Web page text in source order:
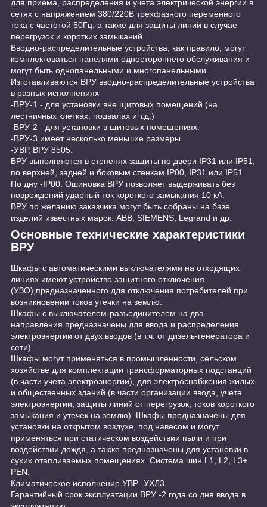
для приема, распределения и учета электрической энергии в
сетях с напряжением 380/220В трехфазного переменного
тока с частотой 50Гц, а также для защиты линий в случае
перегрузок и коротких замыканий.
Вводно-распределительные устройства, как правило, могут
комплектоваться панелями одностороннего обслуживания и
могут быть однопанельными и многопанельными.
Изготавливаются ВРУ вводно-распределительные устройства
в разных исполнениях
-ВРУ-1 - для установки вне щитовых помещений (на
лестничных клетках, подвалах и т.д.)
-ВРУ-2 - для установки в щитовых помещениях.
-ВРУ-3 имеет несколько меньшие размеры
-УВР, ВРУ 8505.
ВРУ выполняются в степенях защиты по двери IP31 или IP51,
по верхней, задней и боковым стенкам IP00, IP31 или IP51.
По дну -IP00. Ошиновка ВРУ позволяет выдерживать без
повреждений ударный ток короткого замыкания 10 кА.
ВРУ по желанию заказчика могут быть собраны на базе
изделий известных марок: ABB, SIEMENS, Legrand и др.
Основные технические характеристики
ВРУ
Шкафы с автоматическими выключателями на отходящих
линиях имеют устройство защитного отключения
(УЗО),предназначенного для отключения потребителей при
возникновении токов утечки на землю.
Шкафы с выключателем-разъединителем на два
направления предназначены для ввода и распределения
электроэнергии от двух вводов (в т.ч. от дизель-генератора и
сети).
Шкафы могут применяться в промышленности, сельском
хозяйстве для комплектации трансформаторных подстанций
(в части учета электроэнергии), для электроснабжения жилых
и общественных зданий (в части организации ввода, учета
электроэнергии, защиты линий от перегрузок, токов короткого
замыкания и утечек на землю). Шкафы предназначены для
установки на открытом воздухе, под навесом и могут
применяться при статическом воздействии пыли и при
воздействии дождя, а также предназначены для установки в
сухих отапливаемых помещениях. Система шин L1, L2, L3+
PEN.
Климатическое исполнение УВР -УХЛ3.
Гарантийный срок эксплуатации ВРУ -2 года со дня ввода в